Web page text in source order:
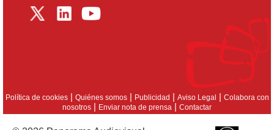
Política de cookies| Quiénes somos| Publicidad | Aviso Legal | Colabora con
nosotros | Enviar nota de prensa | Contactar